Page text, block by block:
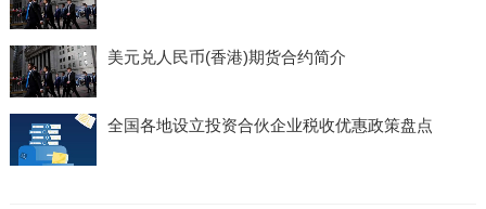
美元兑人民币(香港)期货合约简介
全国各地设立投资合伙企业税收优惠政策盘点